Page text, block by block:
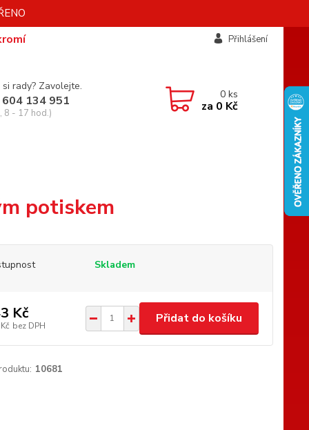
Přihlášení
rady? Zavolejte.
134 951
8 - 17 hod.)
0ks
za 0 Kč
potiskem
Skladem
Kč
bez DPH
Přidat do košíku
10681